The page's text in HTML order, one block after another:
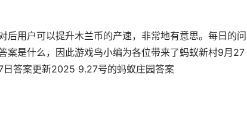
用户可以提升木兰币的产速，非常地有意思。每日的问
案是什么，因此游戏鸟小编为各位带来了蚂蚁新村9月27
答案更新2025 9.27号的蚂蚁庄园答案